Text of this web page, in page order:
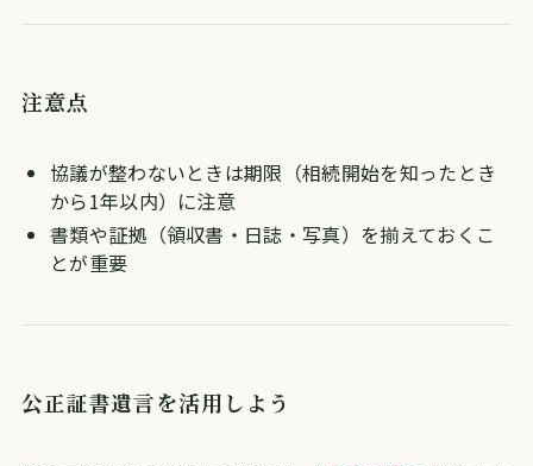
注意点
協議が整わないときは期限（相続開始を知ったとき
から1年以内）に注意
書類や証拠（領収書・日誌・写真）を揃えておくこ
とが重要
公正証書遺言を活用しよう